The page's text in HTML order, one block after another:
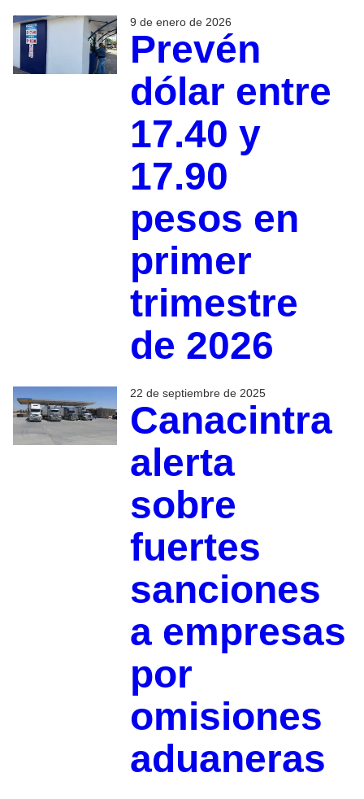
9 de enero de 2026
Prevén
dólar entre
17.40 y
17.90
pesos en
primer
trimestre
de 2026
22 de septiembre de 2025
Canacintra
alerta
sobre
fuertes
sanciones
a empresas
por
omisiones
aduaneras